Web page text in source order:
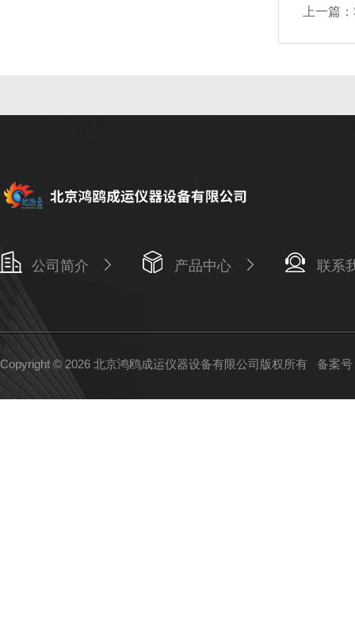
上一篇：
公司简介 产品中心 联系
Copyright © 2026 北京鸿鸥成运仪器设备有限公司版权所有 备案号